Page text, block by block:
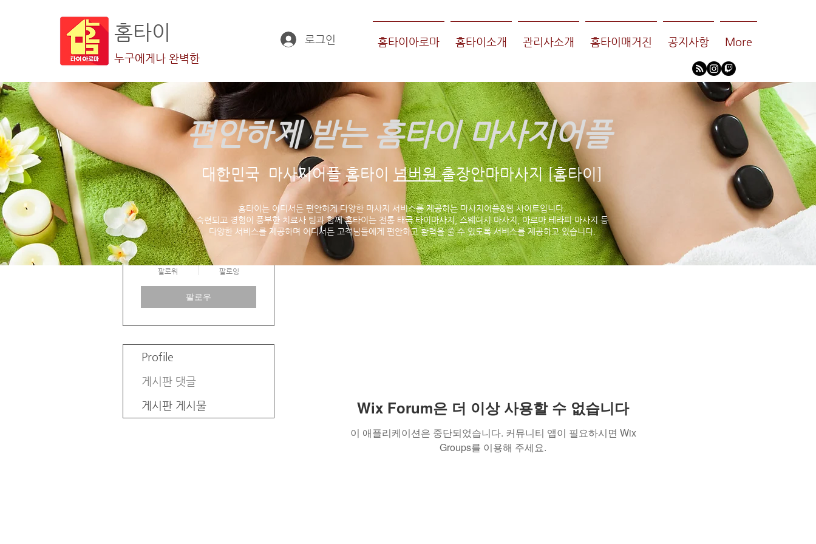
홈타이
누구에게나 완벽한
로그인 홈타이아로마 홈타이소개 관리사소개 홈타이매거진 공지사항 More
편안하게 받는 홈타이 마사지어플
대한민국 마사지어플 홈타이 넘버원출장안마마사지 [홈타이]
홈타이는 어디서든 편안하게 다양한 마사지 서비스를 제공하는 마사지어플&웹 사이트입니다.
숙련되고 경험이 풍부한 치료사 팀과 함께 홈타이는 전통 태국 타이마사지, 스웨디시 마사지, 아로마 테라피 마사지 등
다양한 서비스를 제공하며 어디서든 고객님들에게 편안하고 활력을 줄 수 있도록 서비스를 제공하고 있습니다.
Wix Forum은 더 이상 사용할 수 없습니다
이 애플리케이션은 중단되었습니다. 커뮤니티 앱이 필요하시면 Wix
Groups를 이용해 주세요.
정배 김
0
팔로워 팔로잉
팔로우
Profile
게시판 댓글
게시판 게시물